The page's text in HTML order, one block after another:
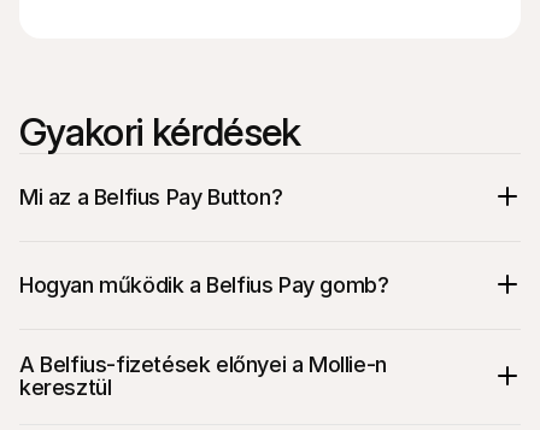
Gyakori kérdések
Mi az a Belfius Pay Button?
Hogyan működik a Belfius Pay gomb?
A Belfius-fizetések előnyei a Mollie-n
keresztül